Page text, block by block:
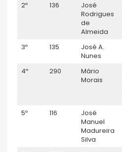
2º 136
José
Rodrigues
de
Almeida
3º 135
José A.
Nunes
4º 290
Mário
Morais
5º 116
José
Manuel
Madureira
Silva